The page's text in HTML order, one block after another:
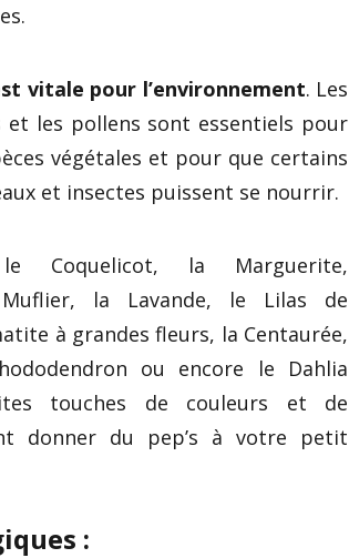
vitale pour l’environnement. Les
et les pollens sont essentiels pour
végétales et pour que certains
et insectes puissent se nourrir.
Coquelicot, la Marguerite,
Muflier, la Lavande, le Lilas de
à grandes fleurs, la Centaurée,
ou encore le Dahlia
touches de couleurs et de
donner du pep’s à votre petit
: